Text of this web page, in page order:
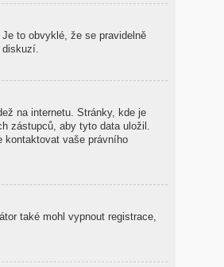
to obvyklé, že se pravidelně
diskuzí.
na internetu. Stránky, kde je
zástupců, aby tyto data uložil.
kontaktovat vaše právního
také mohl vypnout registrace,